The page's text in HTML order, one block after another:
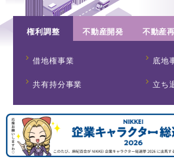
権利調整 不動産開発 不動産
借地権事業 底地
共有持分事業 立ち